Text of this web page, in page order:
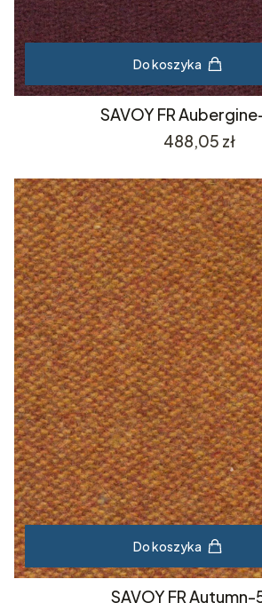
Do koszyka
SAVOY FR
Cena
488,05 zł
Do koszyka
SAVOY FR